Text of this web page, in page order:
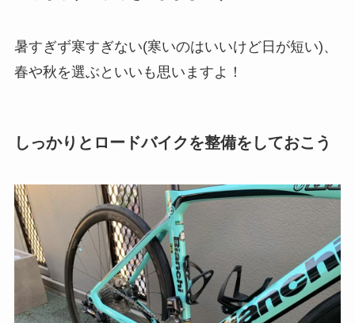
暑すぎず寒すぎない(寒いのはいいけど日が短い)、
春や秋を選ぶといいも思いますよ！
しっかりとロードバイクを整備をしておこう